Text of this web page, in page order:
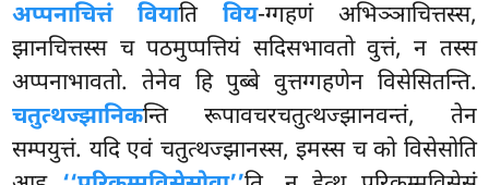
अप्पनाचित्तं वियाति विय-ग्गहणं अभिञ्ञाचित्तस्स,
झानचित्तस्स च पठमुप्पत्तियं सदिसभावतो वुत्तं, न तस्स
अप्पनाभावतो. तेनेव हि पुब्बे वुत्तग्गहणेन विसेसितन्ति.
चतुत्थज्झानिकन्ति रूपावचरचतुत्थज्झानवन्तं, तेन
सम्पयुत्तं. यदि एवं चतुत्थज्झानस्स, इमस्स च को विसेसोति